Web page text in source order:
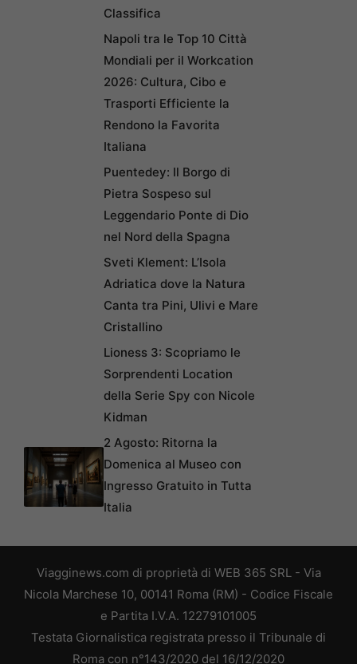
Classifica
Napoli tra le Top 10 Città
Mondiali per il Workcation
2026: Cultura, Cibo e
Trasporti Efficiente la
Rendono la Favorita
Italiana
Puentedey: Il Borgo di
Pietra Sospeso sul
Leggendario Ponte di Dio
nel Nord della Spagna
Sveti Klement: L’Isola
Adriatica dove la Natura
Canta tra Pini, Ulivi e Mare
Cristallino
Lioness 3: Scopriamo le
Sorprendenti Location
della Serie Spy con Nicole
Kidman
2 Agosto: Ritorna la
Domenica al Museo con
Ingresso Gratuito in Tutta
Italia
Viagginews.com di proprietà di WEB 365 SRL - Via
Nicola Marchese 10, 00141 Roma (RM) - Codice Fiscale
e Partita I.V.A. 12279101005
Testata Giornalistica registrata presso il Tribunale di
Roma con n°143/2020 del 16/12/2020